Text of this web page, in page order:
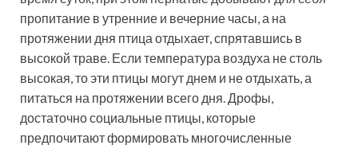
пропитание в утренние и вечерние часы, а на
протяжении дня птица отдыхает, спрятавшись в
высокой траве. Если температура воздуха не столь
высокая, то эти птицы могут днем и не отдыхать, а
питаться на протяжении всего дня. Дрофы,
достаточно социальные птицы, которые
предпочитают формировать многочисленные